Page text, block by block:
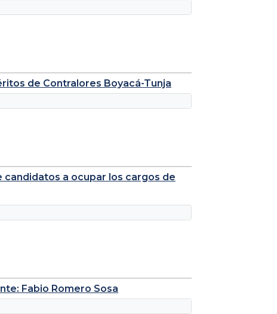
de Contralores Boyacá-Tunja
a ocupar los cargos de
Fabio Romero Sosa